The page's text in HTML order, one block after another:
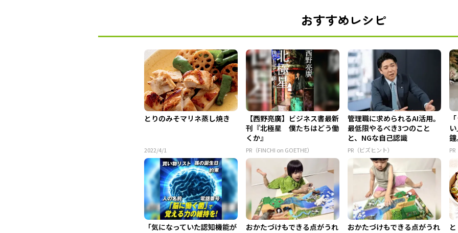
おすすめレシピ
とりのみそマリネ蒸し焼き
2022/4/1
【西野亮廣】ビジネス書最新
刊『北極星 僕たちはどう働
くか』
PR（FINCHI on GOETHE）
管理職に求められるAI活用。
最低限やるべき3つのこと
と、NGな自己認識
PR（ビズヒント）
「気になっていた認知機能が
おかたづけもできる点がうれ
おかたづけもできる点がうれ